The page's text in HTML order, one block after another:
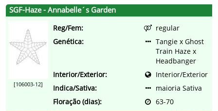
SGF-Haze - Annabelle´s Garden
[106003-12]
Reg/Fem:
regular
Genética:
Tangie x Ghost
Train Haze x
Headbanger
Interior/Exterior:
Interior/Exterior
Indica/Sativa:
maioria Sativa
Floração (dias):
63-70